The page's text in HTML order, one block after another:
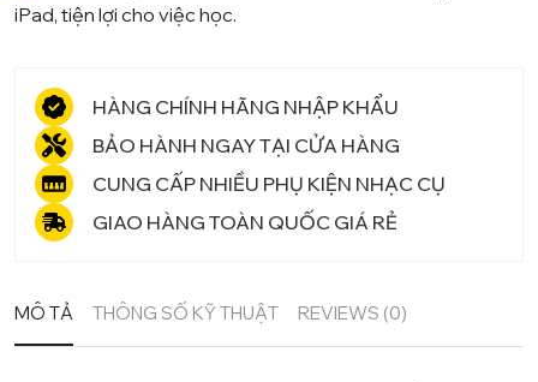
iPad, tiện lợi cho việc học.
HÀNG CHÍNH HÃNG NHẬP KHẨU
BẢO HÀNH NGAY TẠI CỬA HÀNG
CUNG CẤP NHIỀU PHỤ KIỆN NHẠC CỤ
GIAO HÀNG TOÀN QUỐC GIÁ RẺ
MÔ TẢ THÔNG SỐ KỸ THUẬT REVIEWS (0)